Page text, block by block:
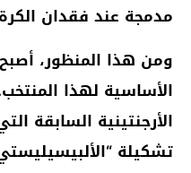
مدمجة عند فقدان
ومن هذا المنظور،
الأساسية لهذا
الأرجنتينية السابقة
تشكيلة